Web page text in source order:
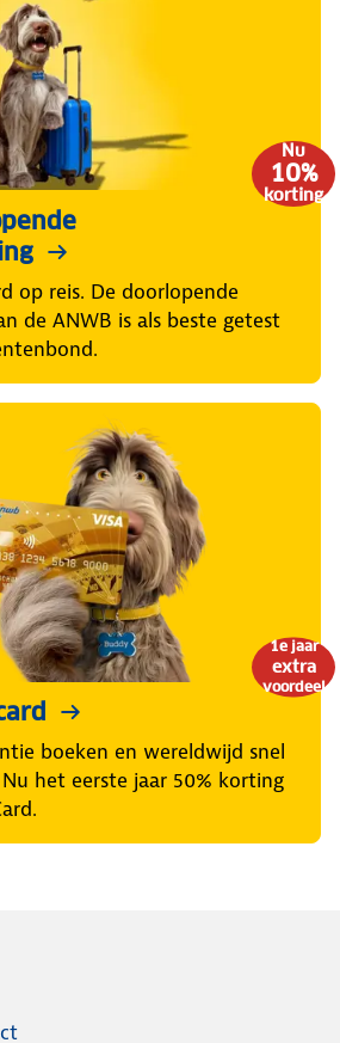
Nu
10%
korting
op reis. De doorlopende
de ANWB is als beste getest
1e jaar
extra
voordeel
boeken en wereldwijd snel
het eerste jaar 50% korting